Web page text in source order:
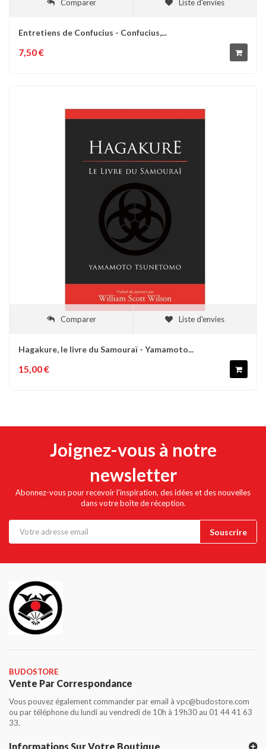
Comparer Liste d'envies
Entretiens de Confucius - Confucius,...
7,50 €
Comparer Liste d'envies
Hagakure, le livre du Samouraï - Yamamoto...
15,00 €
Joignez-vous à notre
newsletter
Abonnez-vous pour recevoir l'inspiration, des idées et des nouvelles
dans votre boîte de réception.
BUDOSTORE
Vente Par Correspondance
Vous pouvez également commander par email à vpc@budostore.com
ou par téléphone du lundi au vendredi de 10h à 19h30 au 01 44 41 63
33.
Informations Sur Votre Boutique